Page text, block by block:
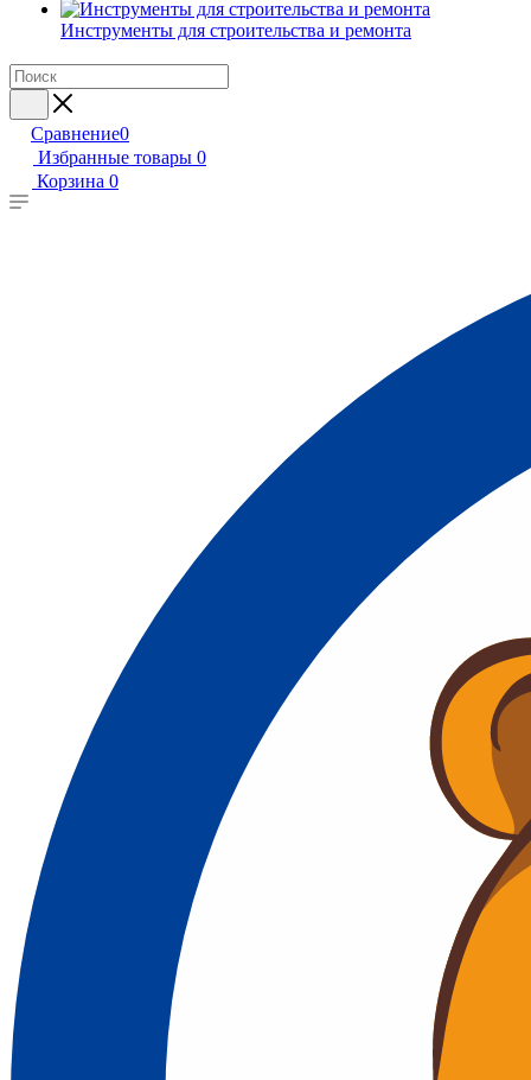
Инструменты для строительства и ремонта
Сравнение0
Избранные товары 0
Корзина 0